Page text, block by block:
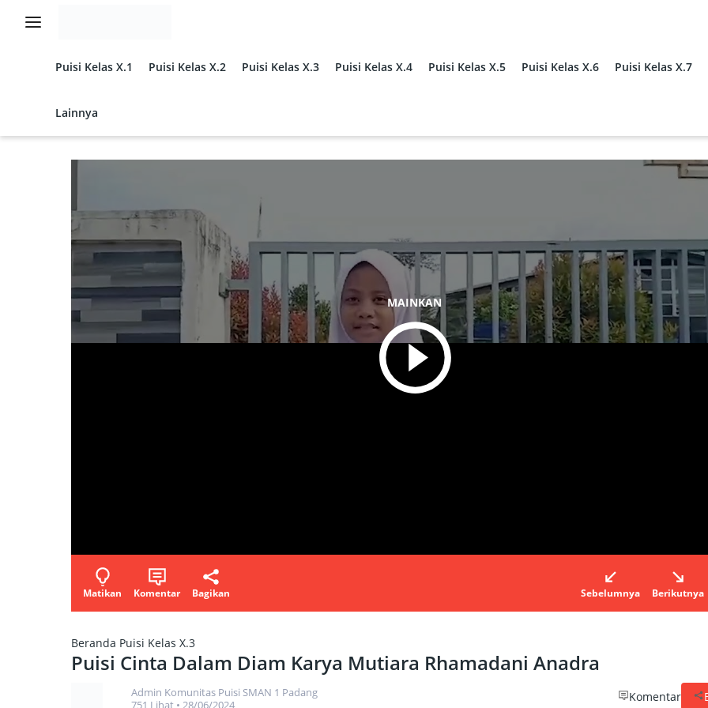
Puisi Kelas X.1
Puisi Kelas X.2 Puisi Kelas X.3 Puisi Kelas X.4 Puisi Kelas X.5 Puisi Kelas X.6 Puisi Kelas X.7
Lainnya
MAINKAN
Matikan Komentar Bagikan Sebelumnya Berikutnya
Beranda Puisi Kelas X.3
Puisi Cinta Dalam Diam Karya Mutiara Rhamadani Anadra
Admin Komunitas Puisi SMAN 1 Padang
751 Lihat • 28/06/2024
Komentar